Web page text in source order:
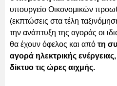
υπουργείο Οικονομικών
(εκπτώσεις στα τέλη
την ανάπτυξη της αγοράς οι
θα έχουν όφελος και από τη
αγορά ηλεκτρικής
δίκτυο τις ώρες αιχμής.